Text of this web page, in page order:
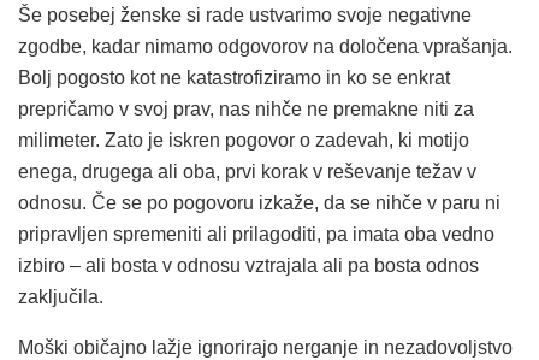
Še posebej ženske si rade ustvarimo svoje negativne
zgodbe, kadar nimamo odgovorov na določena vprašanja.
Bolj pogosto kot ne katastrofiziramo in ko se enkrat
prepričamo v svoj prav, nas nihče ne premakne niti za
milimeter. Zato je iskren pogovor o zadevah, ki motijo
enega, drugega ali oba, prvi korak v reševanje težav v
odnosu. Če se po pogovoru izkaže, da se nihče v paru ni
pripravljen spremeniti ali prilagoditi, pa imata oba vedno
izbiro – ali bosta v odnosu vztrajala ali pa bosta odnos
zaključila.
Moški običajno lažje ignorirajo nerganje in nezadovoljstvo